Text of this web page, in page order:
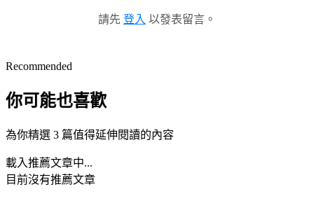
請先 登入 以發表留言。
Recommended
你可能也喜歡
為你精選 3 篇值得延伸閱讀的內容
載入推薦文章中...
目前沒有推薦文章